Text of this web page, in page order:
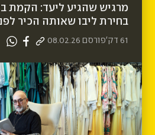
מרגיש שהגיע ליעד: הקמת
בחירת ליבו שאותה הכיר
61 דק' פורסם 08.02.26